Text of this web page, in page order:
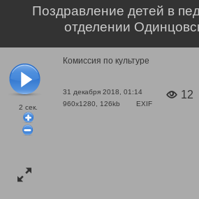
2 сек.
Комиссия по культуре
31 декабря 2018, 01:14
960x1280, 126kb
EXIF
12
Поздравление детей в
отделении